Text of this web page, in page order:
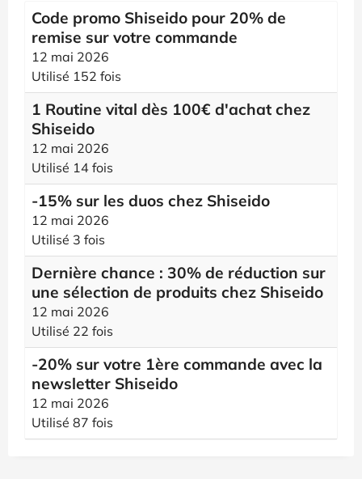
Code promo Shiseido pour 20% de
remise sur votre commande
12 mai 2026
Utilisé 152 fois
1 Routine vital dès 100€ d'achat chez
Shiseido
12 mai 2026
Utilisé 14 fois
-15% sur les duos chez Shiseido
12 mai 2026
Utilisé 3 fois
Dernière chance : 30% de réduction sur
une sélection de produits chez Shiseido
12 mai 2026
Utilisé 22 fois
-20% sur votre 1ère commande avec la
newsletter Shiseido
12 mai 2026
Utilisé 87 fois